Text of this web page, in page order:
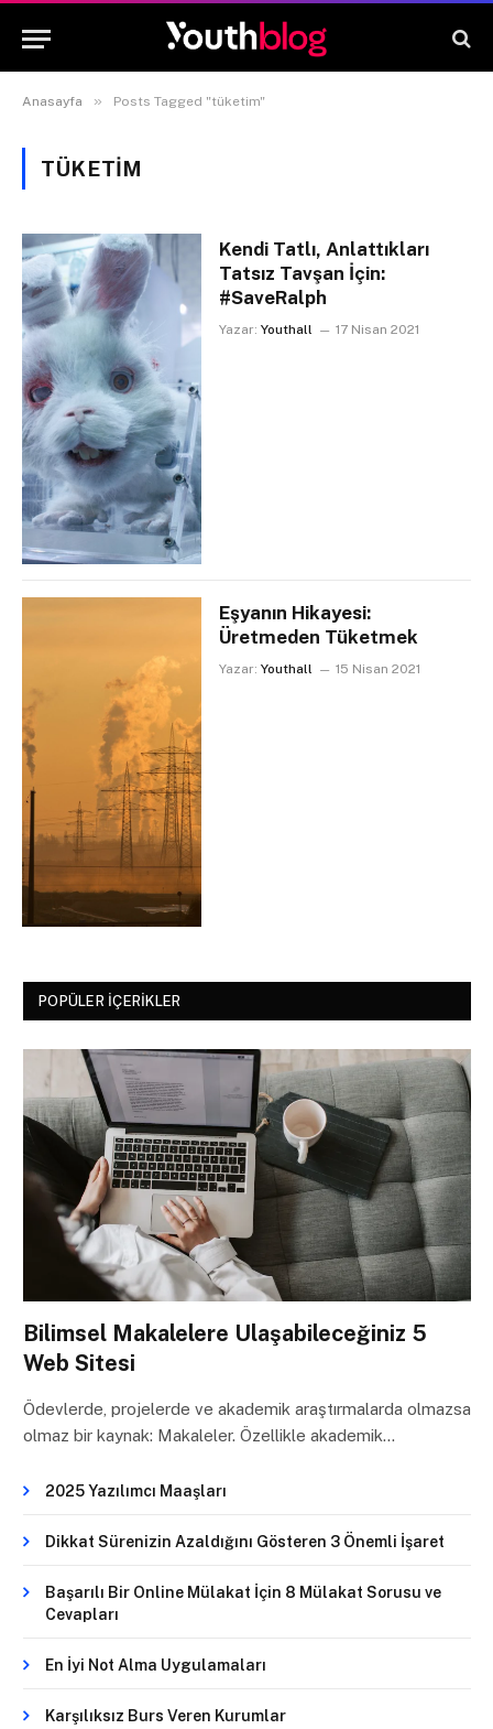
Anasayfa » Posts Tagged "tüketim"
TÜKETIM
Kendi Tatlı, Anlattıkları
Tatsız Tavşan İçin:
#SaveRalph
Yazar: Youthall 17 Nisan 2021
Eşyanın Hikayesi:
Üretmeden Tüketmek
Yazar: Youthall 15 Nisan 2021
POPÜLER İÇERIKLER
Bilimsel Makalelere Ulaşabileceğiniz 5
Web Sitesi
Ödevlerde, projelerde ve akademik araştırmalarda olmazsa
olmaz bir kaynak: Makaleler. Özellikle akademik…
2025 Yazılımcı Maaşları
Dikkat Sürenizin Azaldığını Gösteren 3 Önemli İşaret
Başarılı Bir Online Mülakat İçin 8 Mülakat Sorusu ve
Cevapları
En İyi Not Alma Uygulamaları
Karşılıksız Burs Veren Kurumlar